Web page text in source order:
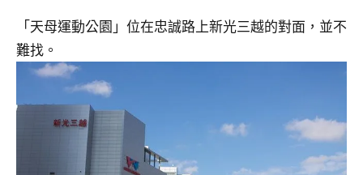
「天母運動公園」位在忠誠路上新光三越的對面，並不
難找。